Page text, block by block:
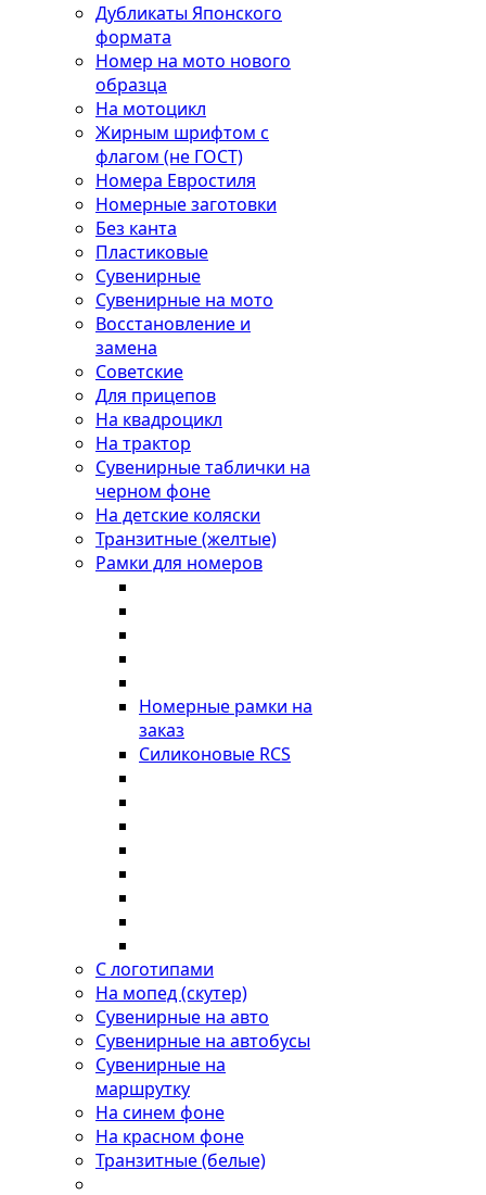
Дубликаты Японского
формата
Номер на мото нового
образца
На мотоцикл
Жирным шрифтом с
флагом (не ГОСТ)
Номера Евростиля
Номерные заготовки
Без канта
Пластиковые
Сувенирные
Сувенирные на мото
Восстановление и
замена
Советские
Для прицепов
На квадроцикл
На трактор
Сувенирные таблички на
черном фоне
На детские коляски
Транзитные (желтые)
Рамки для номеров
Номерные рамки на
заказ
Силиконовые RCS
С логотипами
На мопед (скутер)
Сувенирные на авто
Сувенирные на автобусы
Сувенирные на
маршрутку
На синем фоне
На красном фоне
Транзитные (белые)